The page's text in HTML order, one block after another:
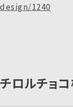
design/1240
チロルチョ